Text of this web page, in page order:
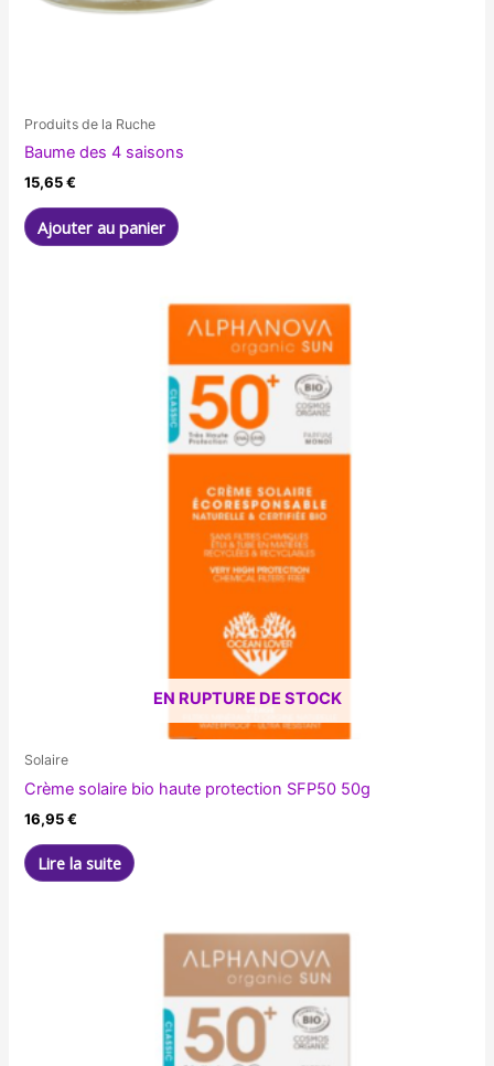
Produits de la Ruche
Baume des 4 saisons
15,65€
Ajouter au panier
EN RUPTURE DE STOCK
Solaire
Crème solaire bio haute protection SFP50 50g
16,95€
Lire la suite